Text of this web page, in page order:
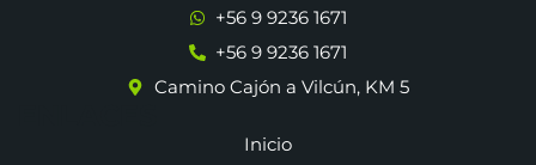
+56 9 9236 1671
+56 9 9236 1671
Camino Cajón a Vilcún, KM 5
Inicio